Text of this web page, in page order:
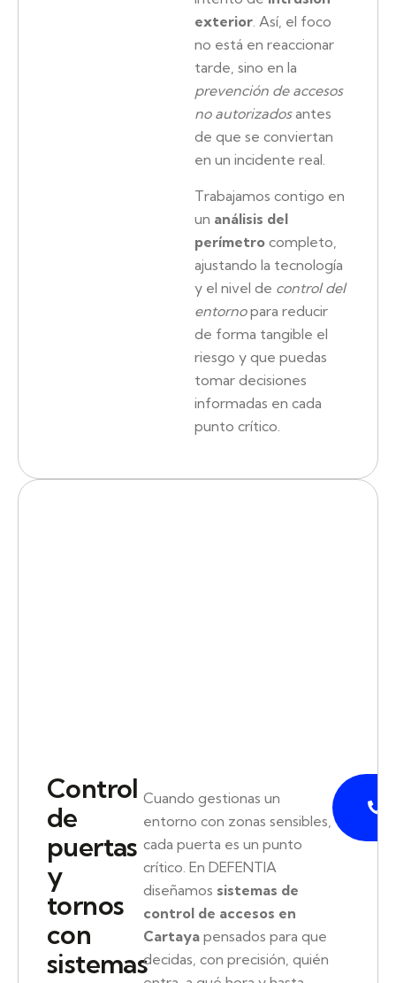
exterior. Así, el foco
no está en reaccionar
tarde, sino en la
prevención de accesos
no autorizadosantes
de que se conviertan
en un incidente real.
Trabajamos contigo en
un análisis del
perímetro completo,
ajustando la tecnología
y el nivel de control del
entornopara reducir
de forma tangible el
riesgo y que puedas
tomar decisiones
informadas en cada
punto crítico.
Control
de
puertas
y
tornos
con
sistemas
Cuando gestionas un
entorno con zonas sensibles,
cada puerta es un punto
crítico. En DEFENTIA
diseñamos sistemas de
control de accesos en
Cartayapensados para que
decidas, con precisión, quién